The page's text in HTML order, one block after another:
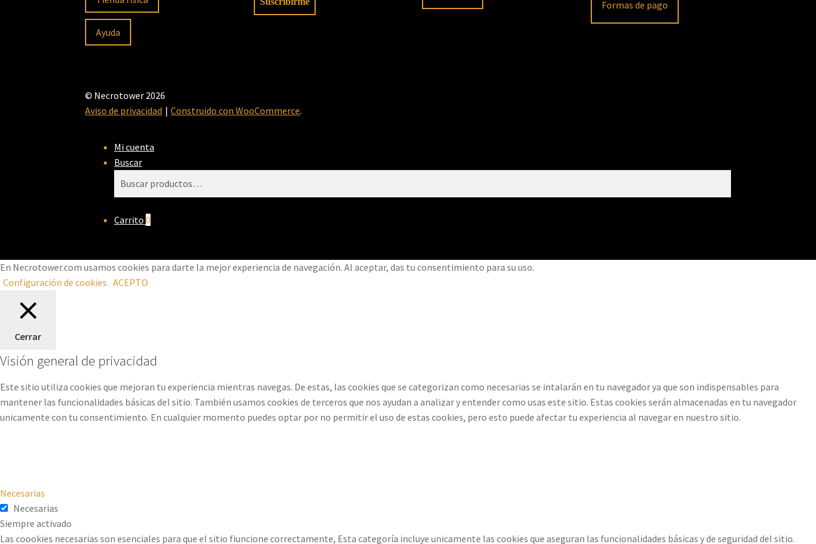
Ayuda
Formas de pago
© Necrotower 2026
Aviso de privacidad
Construido con WooCommerce.
Mi cuenta
Buscar
Carrito0
En Necrotower.com usamos cookies para darte la mejor experiencia de navegación. Al aceptar, das tu consentimiento para su uso.
Configuración de cookies ACEPTO
Cerrar
Visión general de privacidad
Este sitio utiliza cookies que mejoran tu experiencia mientras navegas. De estas, las cookies que se categorizan como necesarias se intalarán en tu navegador ya que son indispensables para
mantener las funcionalidades básicas del sitio. También usamos cookies de terceros que nos ayudan a analizar y entender como usas este sitio. Estas cookies serán almacenadas en tu navegador
unicamente con tu consentimiento. En cualquier momento puedes optar por no permitir el uso de estas cookies, pero esto puede afectar tu experiencia al navegar en nuestro sitio.
Necesarias
Necesarias
Siempre activado
Las coookies necesarias son esenciales para que el sitio fiuncione correctamente, Esta categoría incluye unicamente las cookies que aseguran las funcionalidades básicas y de seguridad del sitio.